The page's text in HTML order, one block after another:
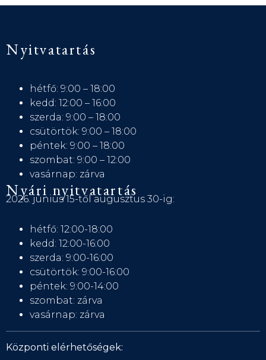
Nyitvatartás
hétfő: 9:00 – 18:00
kedd: 12:00 – 16:00
szerda: 9:00 – 18:00
csütörtök: 9:00 – 18:00
péntek: 9:00 – 18:00
szombat: 9:00 – 12:00
vasárnap: zárva
Nyári nyitvatartás
2026. június 15-től augusztus 30-ig:
hétfő: 12:00-18:00
kedd: 12:00-16:00
szerda: 9:00-16:00
csütörtök: 9:00-16:00
péntek: 9:00-14:00
szombat: zárva
vasárnap: zárva
Központi elérhetőségek: